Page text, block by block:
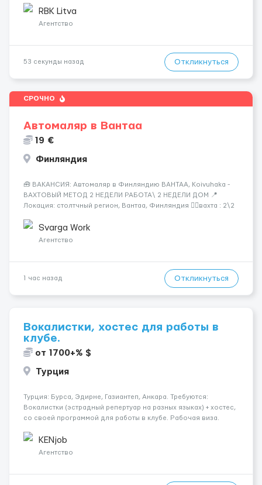
18:0...RBK Litva
Агентство
53 секунды назад Откликнуться
СРОЧНО
Автомаляр в Вантаа
19 €
Финляндия
🧰 ВАКАНСИЯ: Автомаляр в Финляндию ВАНТАА, Koivuhaka -
ВАХТОВЫЙ МЕТОД 2 НЕДЕЛИ РАБОТА\ 2 НЕДЕЛИ ДОМ 📍
Локация: столтчный регион, Вантаа, Финляндия 👌🏻вахта : 2\2
час брутто 🏠 Жильё: предоставляется БЕСПЛАТНО 📞
Контакт: +3725672...
Svarga Work
Агентство
1 час назад Откликнуться
Вокалистки, хостес для работы в
клубе.
от 1700+% $
Турция
Турция: Бурса, Эдирне, Газиантеп, Анкара. Требуются:
Вокалистки (эстрадный репертуар на разных языках) + хостеc,
со своей программой для работы в клубе. Рабочая виза.
одного до трех месяцев. Мед. страховка. Высокая зарплат...
KENjob
Агентство